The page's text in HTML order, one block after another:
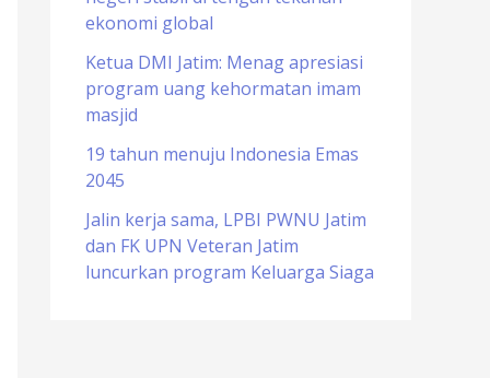
ekonomi global
Ketua DMI Jatim: Menag apresiasi
program uang kehormatan imam
masjid
19 tahun menuju Indonesia Emas
2045
Jalin kerja sama, LPBI PWNU Jatim
dan FK UPN Veteran Jatim
luncurkan program Keluarga Siaga